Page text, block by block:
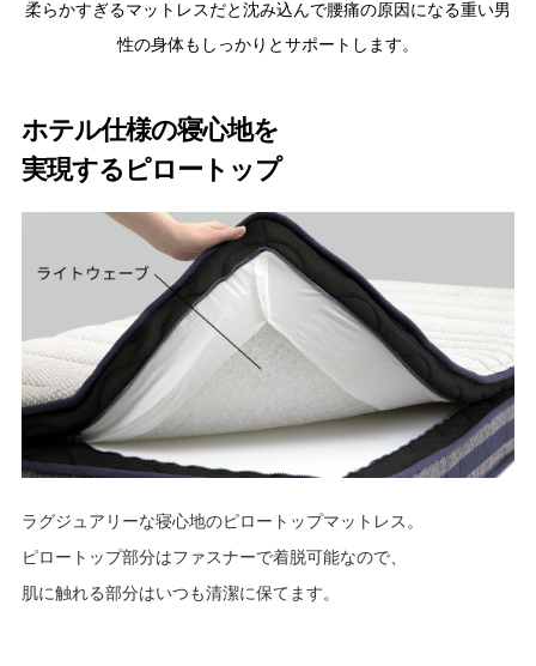
柔らかすぎるマットレスだと沈み込んで腰痛の原因になる重い男
性の身体もしっかりとサポートします。
ホテル仕様の寝心地を
実現するピロートップ
ラグジュアリーな寝心地のピロートップマットレス。
ピロートップ部分はファスナーで着脱可能なので、
肌に触れる部分はいつも清潔に保てます。